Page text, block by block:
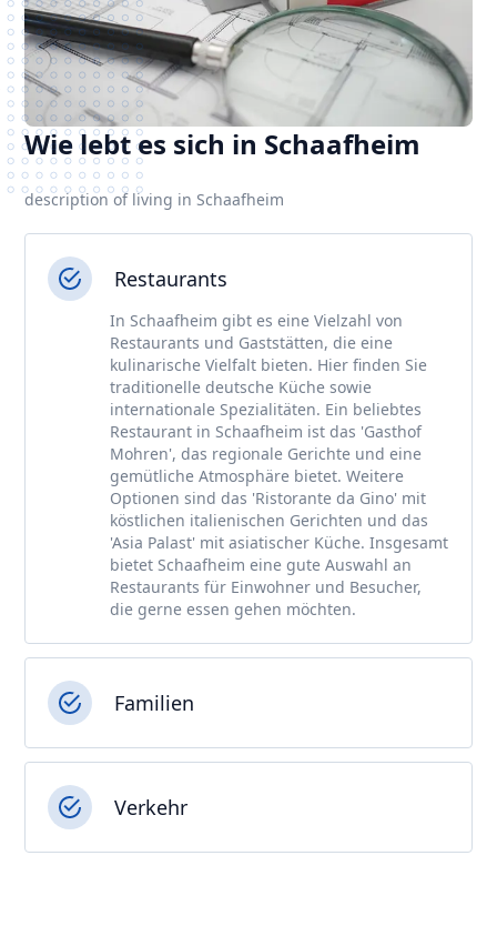
Wie lebt es sich in Schaafheim
description of living in Schaafheim
Restaurants
In Schaafheim gibt es eine Vielzahl von
Restaurants und Gaststätten, die eine
kulinarische Vielfalt bieten. Hier finden Sie
traditionelle deutsche Küche sowie
internationale Spezialitäten. Ein beliebtes
Restaurant in Schaafheim ist das 'Gasthof
Mohren', das regionale Gerichte und eine
gemütliche Atmosphäre bietet. Weitere
Optionen sind das 'Ristorante da Gino' mit
köstlichen italienischen Gerichten und das
'Asia Palast' mit asiatischer Küche. Insgesamt
bietet Schaafheim eine gute Auswahl an
Restaurants für Einwohner und Besucher,
die gerne essen gehen möchten.
Familien
Verkehr